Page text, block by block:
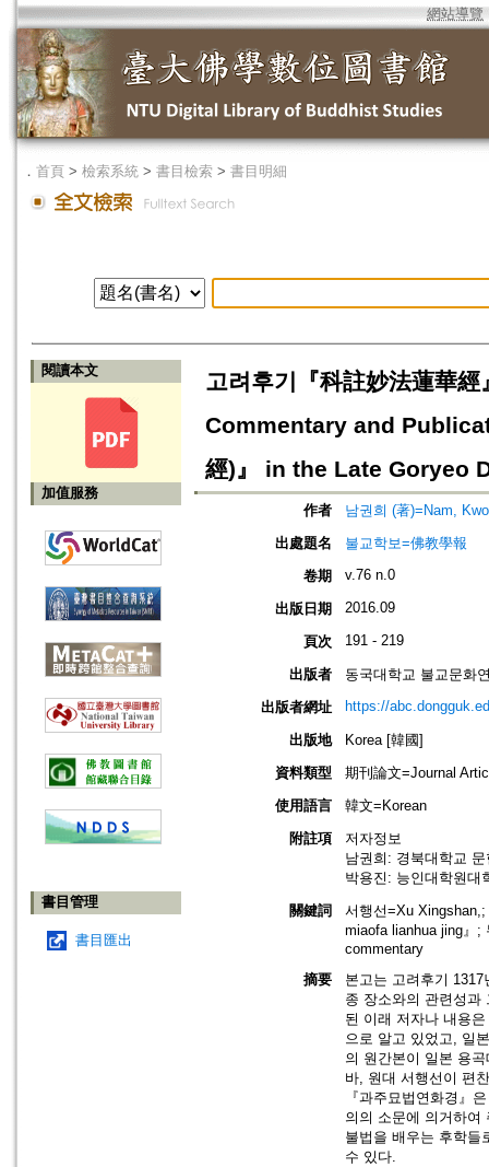
網站導覽
． 首頁 > 檢索系統 > 書目檢索 > 書目明細
閱讀本文
加值服務
書目管理
書目匯出
고려후기『科註妙法蓮華
Commentary and
經)』 in the Late Goryeo
作者
남권희 (著)=Nam,
出處題名
불교학보=佛教學報
卷期
v.76 n.0
出版日期 2016.09
頁次 191 - 219
出版者
동국대학교 불교문화
出版者網址
https://
出版地
Korea [韓國]
資料類型
期刊論文=Journal
使用語言
韓文=Korean
附註項
저자정보
남권희: 경북대학교
박용진: 능인대학원대
關鍵詞
서행선=Xu
miaofa lianhua jing』;
commentary
摘要
본고는 고려후기
종 장소와의 관련성과
된 이래 저자나 내용
으로 알고 있었고, 일
의 원간본이 일본 용
바, 원대 서행선이 편
『과주묘법연화경』
의의 소문에 의거하여
불법을 배우는 후학들
수 있다.